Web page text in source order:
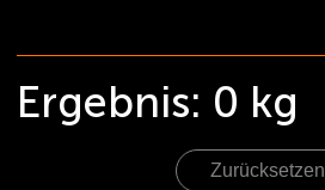
Ergebnis: 0 kg
Zurücksetzen